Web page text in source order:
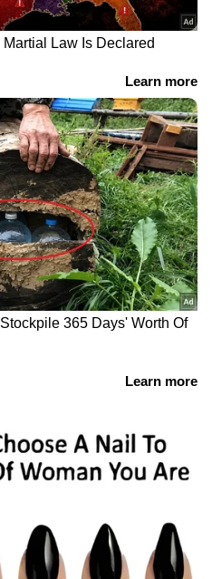
സൗകര്യമുള്ള ദിവസം
മണിക്കൂർ നേരത്തേ
മണിക്കൂർ വൈകി
മറ്റൊരു പരാതി
പിന്നെയും അര
12 മണി
കയറി. 25
പറച്ചിലും കഴിഞ്ഞു.
അന്ന് സ്ഥലത്ത്
ഫോണിൽ
എഴുതി. അതിന് ഒരു
വായിച്ചു കേട്ടൂ. 1.16 ന്
അതിന്റെ ഫോട്ടോ